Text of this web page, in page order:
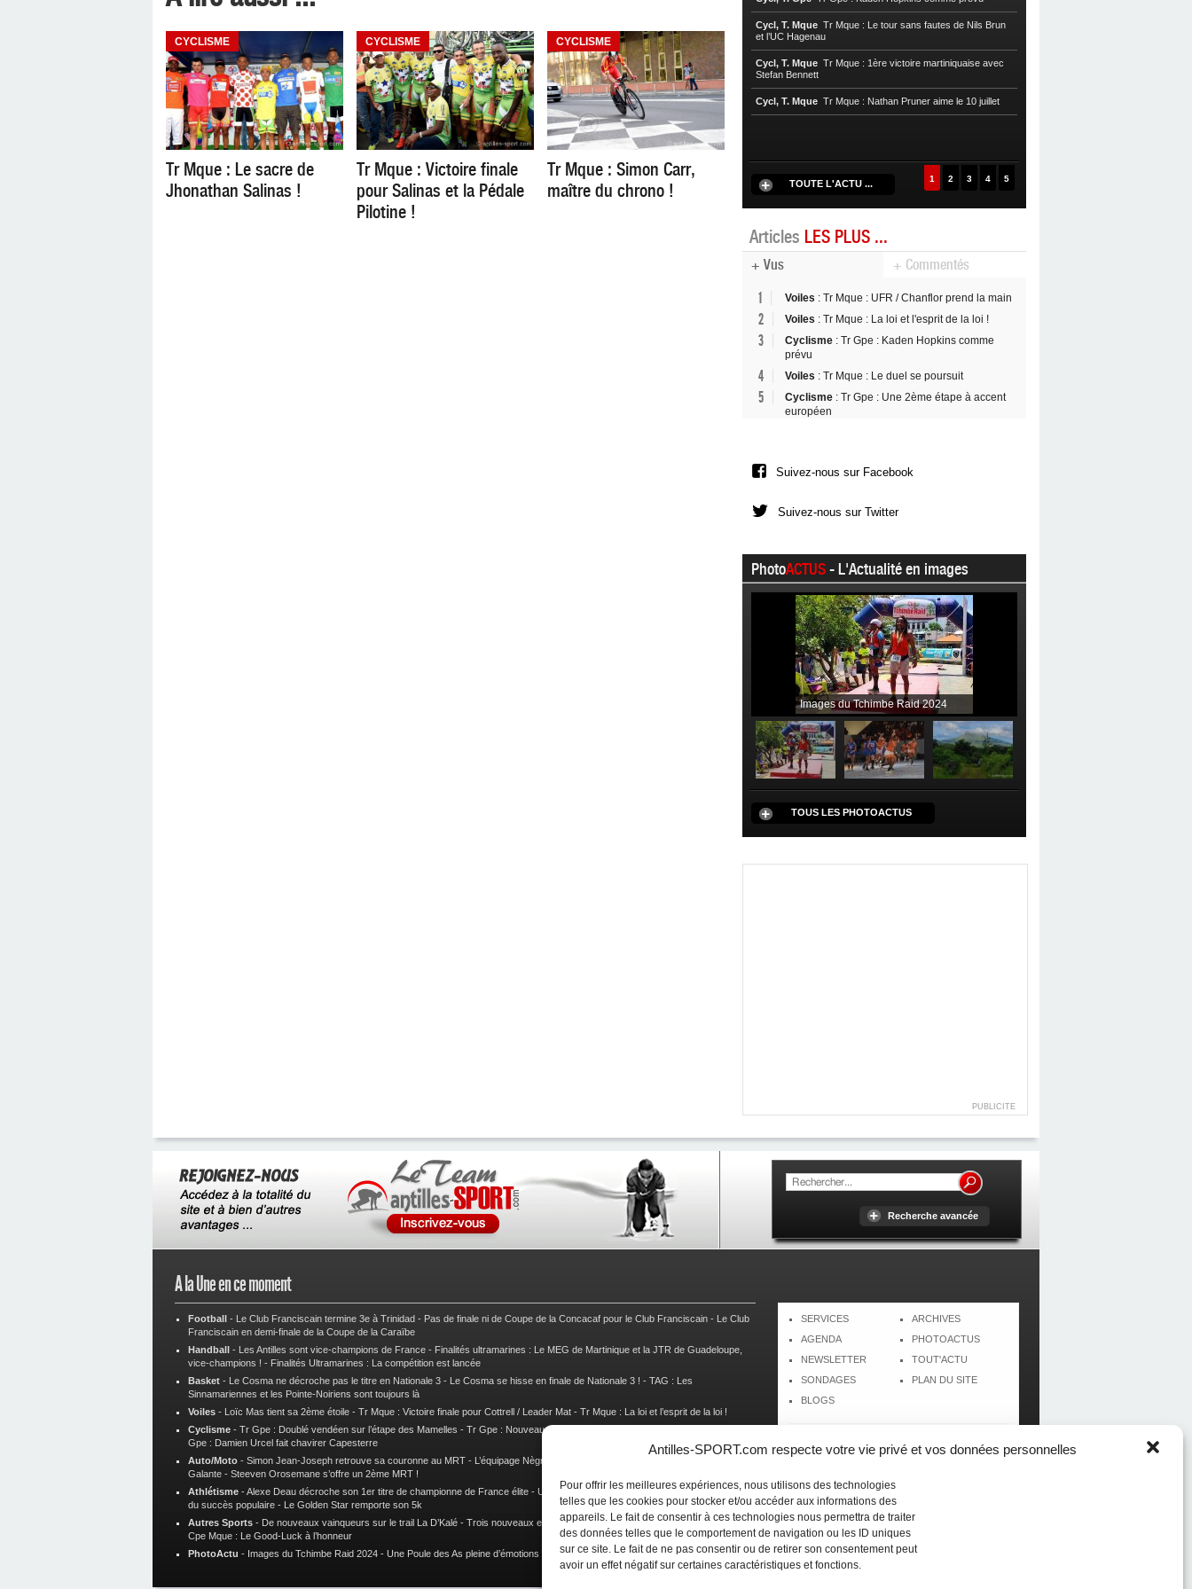
Antilles-SPORT.com respecte votre vie privé et vos données personnelles
Pour offrir les meilleures expériences, nous utilisons des technologies
telles que les cookies pour stocker et/ou accéder aux informations des
appareils. Le fait de consentir à ces technologies nous permettra de traiter
des données telles que le comportement de navigation ou les ID uniques
sur ce site. Le fait de ne pas consentir ou de retirer son consentement peut
avoir un effet négatif sur certaines caractéristiques et fonctions.
CYCLISME
Tr Mque : Le sacre de
Jhonathan Salinas !
CYCLISME
Tr Mque : Victoire finale
pour Salinas et la Pédale
Pilotine !
CYCLISME
Tr Mque : Simon Carr,
maître du chrono !
Cycl, T. Mque Tr Mque : Le tour sans fautes de Nils Brun
et l’UC Hagenau
Cycl, T. Mque Tr Mque : 1ère victoire martiniquaise avec
Stefan Bennett
Cycl, T. Mque Tr Mque : Nathan Pruner aime le 10 juillet
TOUTE L'ACTU ... 1 2 3 4 5
Articles LES PLUS ...
+ Vus + Commentés
1 Voiles : Tr Mque : UFR / Chanflor prend la main
2 Voiles : Tr Mque : La loi et l'esprit de la loi !
3 Cyclisme : Tr Gpe : Kaden Hopkins comme
prévu
4 Voiles : Tr Mque : Le duel se poursuit
5 Cyclisme : Tr Gpe : Une 2ème étape à accent
européen
Suivez-nous sur Facebook
Suivez-nous sur Twitter
PhotoACTUS- L'Actualité en images
Images du Tchimbe Raid 2024
TOUS LES PHOTOACTUS
PUBLICITE
Recherche avancée
A la Une en ce moment
Football - Le Club Franciscain termine 3e à Trinidad - Pas de finale ni de Coupe de la Concacaf pour le Club Franciscain - Le Club
Franciscain en demi-finale de la Coupe de la Caraïbe
Handball - Les Antilles sont vice-champions de France - Finalités ultramarines : Le MEG de Martinique et la JTR de Guadeloupe,
vice-champions ! - Finalités Ultramarines : La compétition est lancée
Basket - Le Cosma ne décroche pas le titre en Nationale 3 - Le Cosma se hisse en finale de Nationale 3 ! - TAG : Les
Sinnamariennes et les Pointe-Noiriens sont toujours là
Voiles - Loïc Mas tient sa 2ème étoile - Tr Mque : Victoire finale pour Cottrell / Leader Mat - Tr Mque : La loi et l’esprit de la loi !
Cyclisme - Tr Gpe : Doublé vendéen sur l’étape des Mamelles - Tr Gpe : Nouveau changement de leader, Damien Urcel out
Gpe : Damien Urcel fait chavirer Capesterre
Auto/Moto - Simon Jean-Joseph retrouve sa couronne au MRT - L’équipage Nègre – Gérard remporte le 9e rallye du Pays Marie-
Galante - Steeven Orosemane s’offre un 2ème MRT !
Athlétisme -Alexe Deau décroche son 1er titre de championne de France élite - Un semi marathon sous le signe de la chaleur et
du succès populaire - Le Golden Star remporte son 5k
Autres Sports - De nouveaux vainqueurs sur le trail La D’Kalé - Trois nouveaux et un habitué au palmarès du Trail des Trésors-
Cpe Mque : Le Good-Luck à l’honneur
PhotoActu - Images du Tchimbe Raid 2024 - Une Poule des As pleine d’émotions ! Images de la Woulib 113 X-Trem
SERVICES
AGENDA
NEWSLETTER
SONDAGES
BLOGS
ARCHIVES
PHOTOACTUS
TOUT'ACTU
PLAN DU SITE